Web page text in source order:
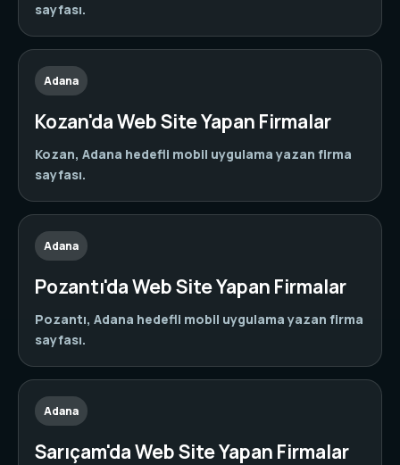
sayfası.
Adana
Kozan'da Web Site Yapan Firmalar
Kozan, Adana hedefli mobil uygulama yazan firma
sayfası.
Adana
Pozantı'da Web Site Yapan Firmalar
Pozantı, Adana hedefli mobil uygulama yazan firma
sayfası.
Adana
Sarıçam'da Web Site Yapan Firmalar